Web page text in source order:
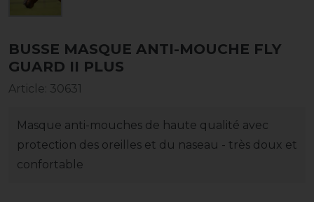
BUSSE MASQUE ANTI-MOUCHE FLY
GUARD II PLUS
Article: 30631
Masque anti-mouches de haute qualité avec
protection des oreilles et du naseau - très doux et
confortable